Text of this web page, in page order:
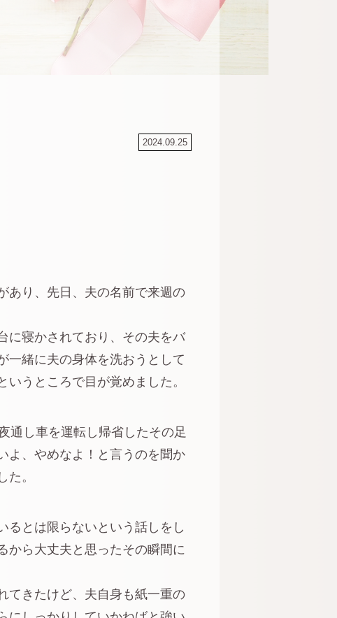
2024.09.25
あり、先日、夫の名前で来週の
に寝かされており、その夫をバ
一緒に夫の身体を洗おうとして
うところで目が覚めました。
通し車を運転し帰省したその足
よ、やめなよ！と言うのを聞か
。
るとは限らないという話しをし
から大丈夫と思ったその瞬間に
てきたけど、夫自身も紙一重の